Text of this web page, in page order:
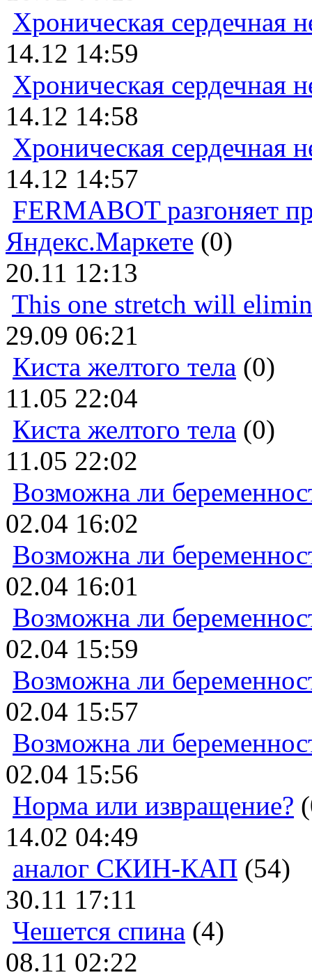
Хроническая сердечная
14.12 14:59
Хроническая сердечная
14.12 14:58
Хроническая сердечная
14.12 14:57
FERMABOT разгоняет
Яндекс.Маркете (0)
20.11 12:13
This one stretch will
29.09 06:21
Киста желтого тела (0)
11.05 22:04
Киста желтого тела (0)
11.05 22:02
Возможна ли
02.04 16:02
Возможна ли
02.04 16:01
Возможна ли
02.04 15:59
Возможна ли
02.04 15:57
Возможна ли
02.04 15:56
Норма или извращение?
14.02 04:49
аналог СКИН-КАП (54)
30.11 17:11
Чешется спина (4)
08.11 02:22